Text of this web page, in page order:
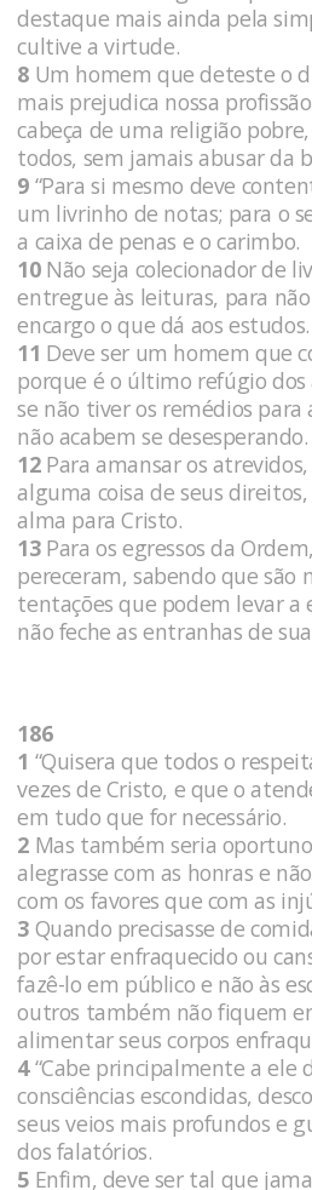
destaque mais ainda pela
cultive a virtude.
8 Um homem que deteste o
mais prejudica nossa
cabeça de uma religião
todos, sem jamais abusar da
9 “Para si mesmo deve
um livrinho de notas; para o
a caixa de penas e o carimbo.
10Não seja colecionador de
entregue às leituras, para
encargo o que dá aos estudos.
11 Deve ser um homem que
porque é o último refúgio
se não tiver os remédios para
não acabem se desesperando.
12Para amansar os
alguma coisa de seus
alma para Cristo.
13Para os egressos da
pereceram, sabendo que são
tentações que podem levar a
não feche as entranhas de
186
1 “Quisera que todos o
vezes de Cristo, e que o
em tudo que for necessário.
2 Mas também seria
alegrasse com as honras e
com os favores que com as
3 Quando precisasse de
por estar enfraquecido ou
fazê-lo em público e não às
outros também não fiquem
alimentar seus corpos
4“Cabe principalmente a ele
consciências escondidas,
seus veios mais profundos e
dos falatórios.
5 Enfim, deve ser tal que